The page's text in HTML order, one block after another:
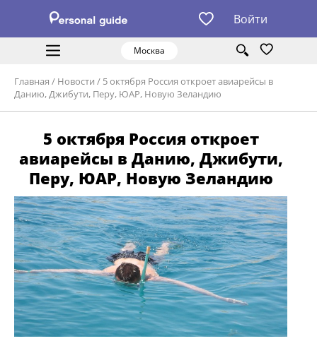
Войти
Москва
Главная / Новости / 5 октября Россия откроет авиарейсы в
Данию, Джибути, Перу, ЮАР, Новую Зеландию
5 октября Россия откроет
авиарейсы в Данию, Джибути,
Перу, ЮАР, Новую Зеландию